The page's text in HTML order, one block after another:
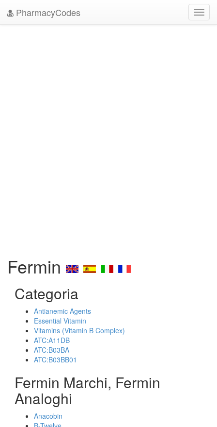
PharmacyCodes
Fermin
Categoria
Antianemic Agents
Essential Vitamin
Vitamins (Vitamin B Complex)
ATC:A11DB
ATC:B03BA
ATC:B03BB01
Fermin Marchi, Fermin
Analoghi
Anacobin